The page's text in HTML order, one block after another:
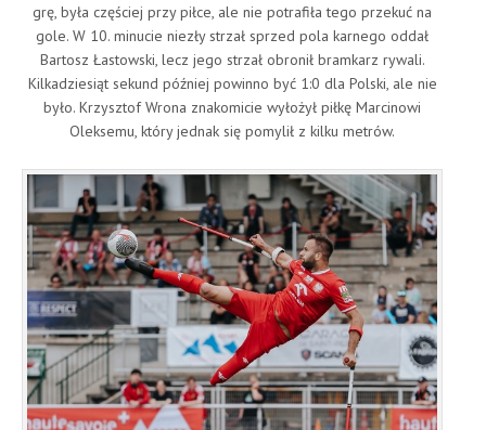
grę, była częściej przy piłce, ale nie potrafiła tego przekuć na
gole. W 10. minucie niezły strzał sprzed pola karnego oddał
Bartosz Łastowski, lecz jego strzał obronił bramkarz rywali.
Kilkadziesiąt sekund później powinno być 1:0 dla Polski, ale nie
było. Krzysztof Wrona znakomicie wyłożył piłkę Marcinowi
Oleksemu, który jednak się pomylił z kilku metrów.